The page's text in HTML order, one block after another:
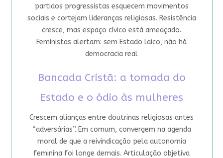
partidos progressistas esquecem movimentos
sociais e cortejam lideranças religiosas. Resistência
cresce, mas espaço cívico está ameaçado.
Feministas alertam: sem Estado laico, não há
democracia real
Bancada Cristã: a tomada do
Estado e o ódio às mulheres
Crescem alianças entre doutrinas religiosas antes
“adversárias”. Em comum, convergem na agenda
moral de que a reivindicação pela autonomia
feminina foi longe demais. Articulação objetiva